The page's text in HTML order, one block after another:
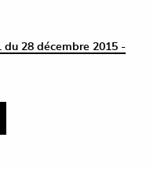
du 28 décembre 2015 -